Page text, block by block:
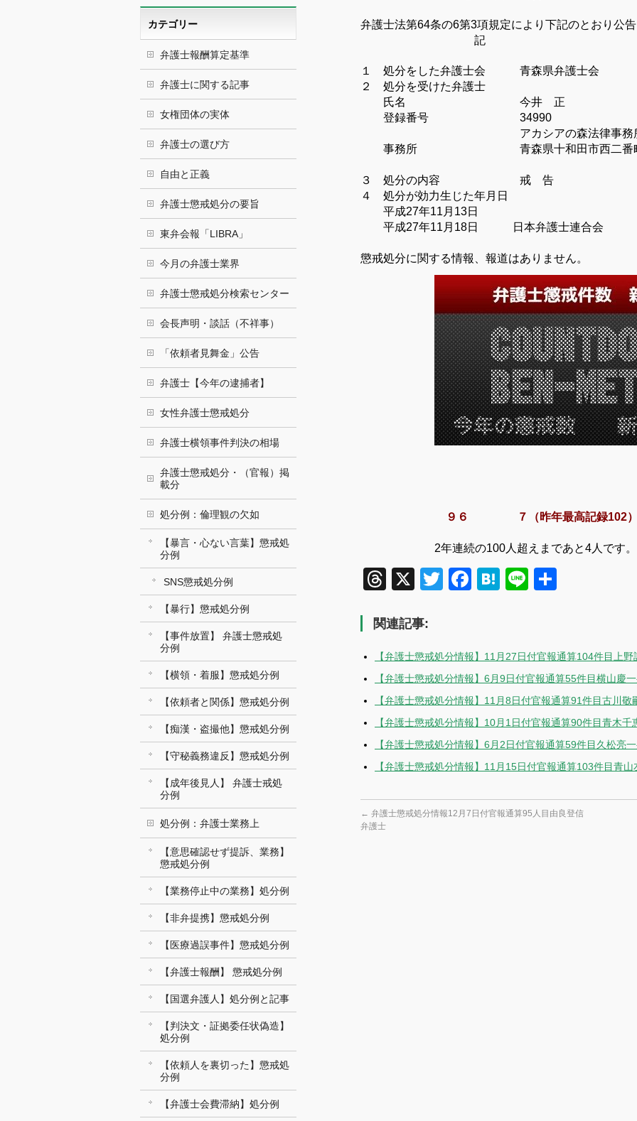
弁護士法第64条の6第3項規定により下記のとおり公
記
１ 処分をした弁護士会 青森県弁護士会
２ 処分を受けた弁護士
氏名 今井 正
登録番号 34990
アカシアの森法律事務
事務所 青森県十和田市西二番
３ 処分の内容 戒 告
４ 処分が効力生じた年月日
平成27年11 月13日
平成27年11 月18日 日本弁護士連合会
懲戒処分に関する情報、報道はありません。
９６ ７ （昨年最高記録102
2年連続の100人超えまであと4人
Threads
X TwitterFacebook
Hatena
Line
関連記事:
【弁護士懲戒処分情報】11月27日付官報通算104件目上
【弁護士懲戒処分情報】6月9日付官報通算55件目横山慶
【弁護士懲戒処分情報】11月8日付官報通算91件目古川敬
【弁護士懲戒処分情報】10月1日付官報通算90件目青木
【弁護士懲戒処分情報】6月2日付官報通算59件目久松亮
【弁護士懲戒処分情報】11月15日付官報通算103件目青
← 弁護士懲戒処分情報12月7日付官報通算95人目由良登信
弁護士
イ
ブカテゴリー
弁護士報酬算定基準
弁護士に関する記事
女権団体の実体
弁護士の選び方
自由と正義
弁護士懲戒処分の要旨
東弁会報「LIBRA」
今月の弁護士業界
弁護士懲戒処分検索センター
会長声明・談話（不祥事）
「依頼者見舞金」公告
弁護士【今年の逮捕者】
女性弁護士懲戒処分
弁護士横領事件判決の相場
弁護士懲戒処分・（官報）掲
載分
処分例：倫理観の欠如
【暴言・心ない言葉】懲戒処
分例
SNS懲戒処分例
【暴行】懲戒処分例
【事件放置】 弁護士懲戒処
分例
【横領・着服】懲戒処分例
【依頼者と関係】懲戒処分例
【痴漢・盗撮他】懲戒処分例
【守秘義務違反】懲戒処分例
【成年後見人】 弁護士戒処
分例
処分例：弁護士業務上
【意思確認せず提訴、業務】
懲戒処分例
【業務停止中の業務】処分例
【非弁提携】懲戒処分例
【医療過誤事件】懲戒処分例
【弁護士報酬】 懲戒処分例
【国選弁護人】処分例と記事
【判決文・証拠委任状偽造】
処分例
【依頼人を裏切った】懲戒処
分例
【弁護士会費滞納】処分例